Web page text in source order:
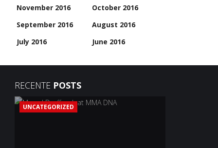
November 2016
October 2016
September 2016
August 2016
July 2016
June 2016
RECENTE POSTS
UNCATEGORIZED